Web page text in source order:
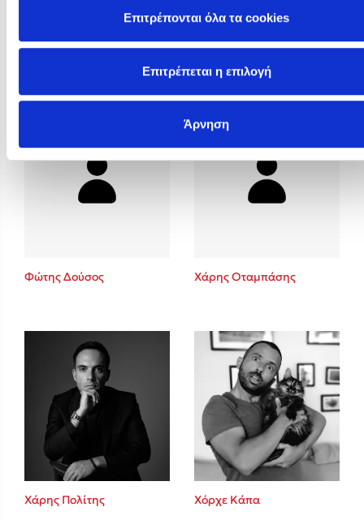
Επιτρέπονται όλα τα cookies
Επιτρέπεται η επιλογή
Άρνηση
Φυστίκι ΠουΚυλάει
Φωτεινή Καραγρηγόρη
Φώτης Δούσος Χάρης Οταμπάσης
Χάρης Πολίτης Χόρχε Κάπα